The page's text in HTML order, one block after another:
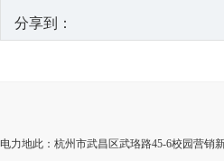
分享到：
电力地此：杭州市武昌区武珞路45-6校园营销